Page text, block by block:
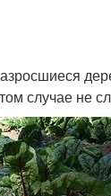
случае не